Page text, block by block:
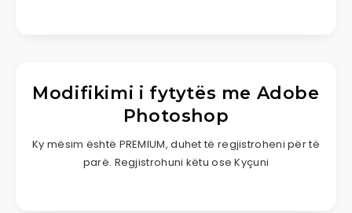
Modifikimi i fytytës me Adobe
Photoshop
Ky mësim është PREMIUM, duhet të regjistroheni për të
parë. Regjistrohuni këtu ose Kyçuni